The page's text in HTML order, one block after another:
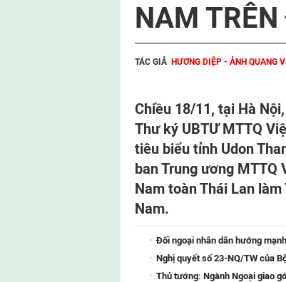
NAM
TÁC GIẢ HƯƠNG DIỆP - ẢNH QUANG
Chiều 18/11, tại Hà
Thư ký UBTƯ MTTQ
tiêu biểu tỉnh Udon
ban Trung ương MTTQ
Nam toàn Thái Lan
Nam.
Đối ngoại nhân dân hướng
Nghị quyết số 23-NQ/TW của
Thủ tướng: Ngành Ngoại giao